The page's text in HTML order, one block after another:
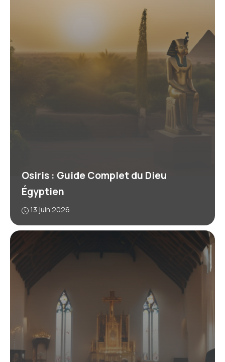
Osiris : Guide Complet du Dieu
Égyptien
13 juin 2026